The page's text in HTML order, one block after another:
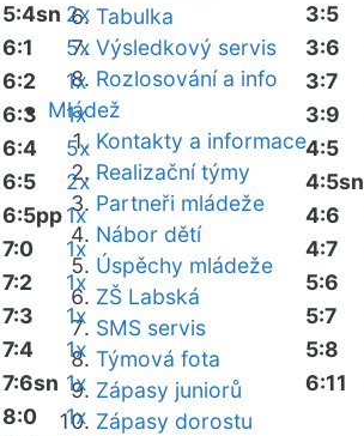
Tabulka
Výsledkový servis
Rozlosování a info
Mládež
Kontakty a informace
Realizační týmy
Partneři mládeže
Nábor dětí
Úspěchy mládeže
ZŠ Labská
SMS servis
Týmová fota
Zápasy juniorů
Zápasy dorostu
5:4sn 2x
6:1
5x
6:2
1x
6:3
1x
6:4
5x
6:5
2x
6:5pp1x
7:0
1x
7:2
1x
7:3
1x
7:4
1x
7:6sn 1x
8:0
1x
3:5
3:6
3:7
3:9
4:5
4:5sn
4:6
4:7
5:6
5:7
5:8
6:11